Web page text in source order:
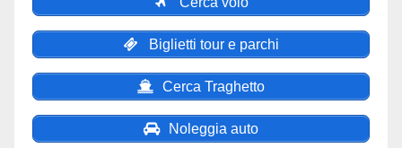
Biglietti tour e parchi
Cerca Traghetto
Noleggia auto